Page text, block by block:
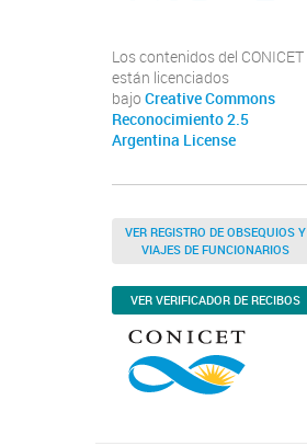
Los contenidos del CONICET
están licenciados
bajo Creative Commons
Reconocimiento 2.5
Argentina License
VER REGISTRO DE OBSEQUIOS Y
VIAJES DE FUNCIONARIOS
VER VERIFICADOR DE RECIBOS